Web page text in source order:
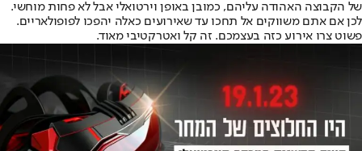
של הקבוצה האהודה עליהם, כמובן באופן וירטואלי אבל לא פחות מוחשי.
לכן אם אתם משווקים אל תחכו עד שאירועים כאלה יהפכו לפופולאריים.
פשוט צרו אירוע כזה בעצמכם. זה קל ואטרקטיבי מאוד.